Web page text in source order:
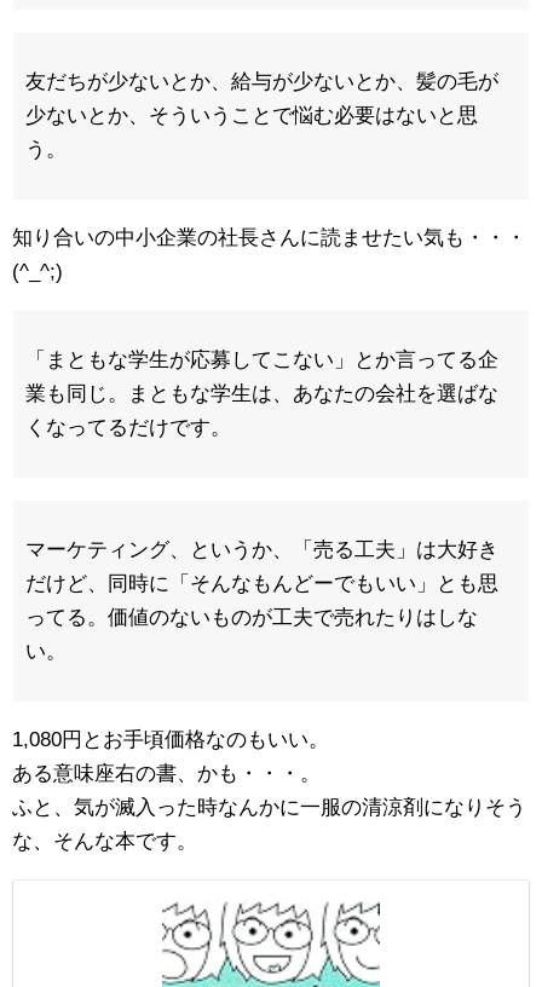
友だちが少ないとか、給与が少ないとか、髪の毛が
少ないとか、そういうことで悩む必要はないと思
う。
知り合いの中小企業の社長さんに読ませたい気も・・・
(^_^;)
「まともな学生が応募してこない」とか言ってる企
業も同じ。まともな学生は、あなたの会社を選ばな
くなってるだけです。
マーケティング、というか、「売る工夫」は大好き
だけど、同時に「そんなもんどーでもいい」とも思
ってる。価値のないものが工夫で売れたりはしな
い。
1,080円とお手頃価格なのもいい。
ある意味座右の書、かも・・・。
ふと、気が滅入った時なんかに一服の清涼剤になりそう
な、そんな本です。